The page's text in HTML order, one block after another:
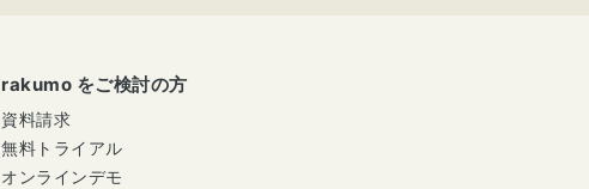
rakumo をご検討の方
資料請求
無料トライアル
オンラインデモ